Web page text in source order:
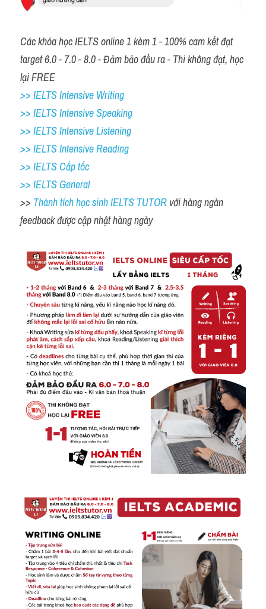
Các khóa học IELTS online 1 kèm 1 - 100% cam kết đạt
target 6.0 - 7.0 - 8.0 - Đảm bảo đầu ra - Thi không đạt, học
lại FREE
>> IELTS Intensive Writing
>> IELTS Intensive Speaking
>> IELTS Intensive Listening
>> IELTS Intensive Reading
>> IELTS Cấp tốc
>> IELTS General
>> Thành tích học sinh IELTS TUTOR với hàng ngàn
feedback được cập nhật hàng ngày